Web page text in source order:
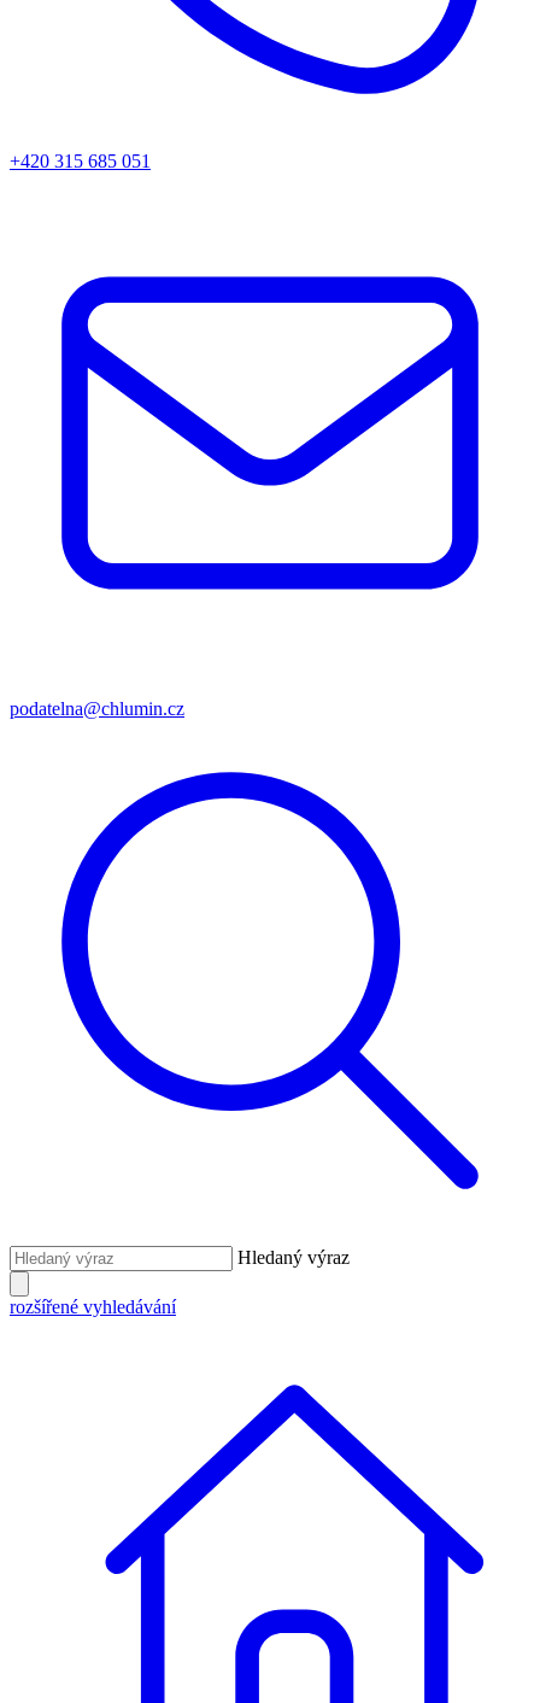
+420 315 685 051
podatelna@chlumin.cz
Hledaný výraz
rozšířené vyhledávání